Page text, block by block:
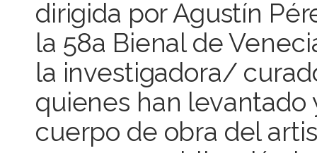
dirigida por Agustín
la 58a Bienal de
la investigadora/
quienes han
cuerpo de obra del